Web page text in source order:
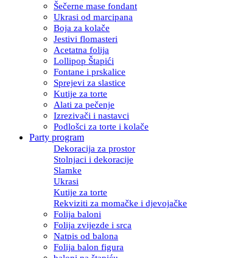
Šečerne mase fondant
Ukrasi od marcipana
Boja za kolače
Jestivi flomasteri
Acetatna folija
Lollipop Štapići
Fontane i prskalice
Sprejevi za slastice
Kutije za torte
Alati za pečenje
Izrezivači i nastavci
Podlošci za torte i kolače
Party program
Dekoracija za prostor
Stolnjaci i dekoracije
Slamke
Ukrasi
Kutije za torte
Rekviziti za momačke i djevojačke
Folija baloni
Folija zvijezde i srca
Natpis od balona
Folija balon figura